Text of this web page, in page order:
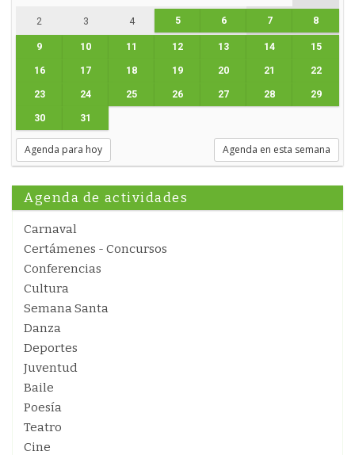
2 3 4 5 6 7 8
9 10 11 12 13 14 15
16 17 18 19 20 21 22
23 24 25 26 27 28 29
30 31
Agenda para hoy Agenda en esta semana
Agenda de actividades
Carnaval
Certámenes - Concursos
Conferencias
Cultura
Semana Santa
Danza
Deportes
Juventud
Baile
Poesía
Teatro
Cine